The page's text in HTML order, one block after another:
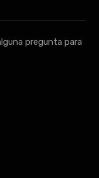
pregunta para